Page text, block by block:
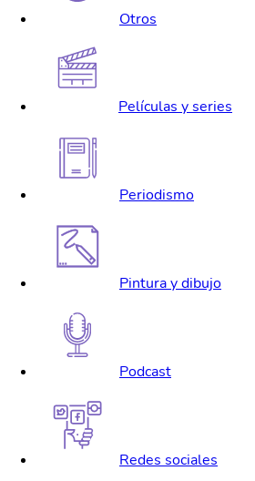
Otros
Películas y series
Periodismo
Pintura y dibujo
Podcast
Redes sociales